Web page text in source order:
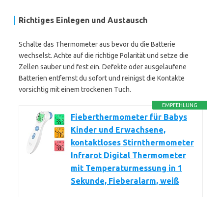
Richtiges Einlegen und Austausch
Schalte das Thermometer aus bevor du die Batterie
wechselst. Achte auf die richtige Polarität und setze die
Zellen sauber und fest ein. Defekte oder ausgelaufene
Batterien entfernst du sofort und reinigst die Kontakte
vorsichtig mit einem trockenen Tuch.
EMPFEHLUNG
Fieberthermometer für Babys
Kinder und Erwachsene,
kontaktloses Stirnthermometer
Infrarot Digital Thermometer
mit Temperaturmessung in 1
Sekunde, Fieberalarm, weiß